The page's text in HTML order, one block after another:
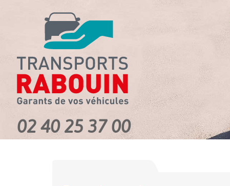
02 40 25 37 00